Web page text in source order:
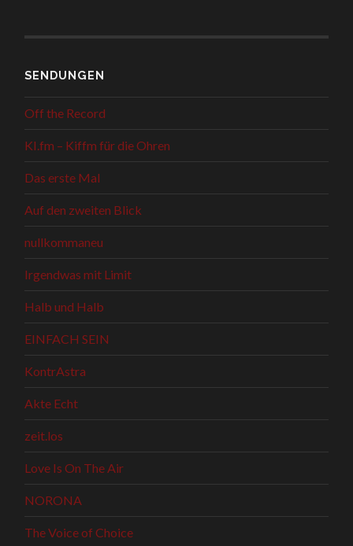
SENDUNGEN
Off the Record
KI.fm – Kiffm für die Ohren
Das erste Mal
Auf den zweiten Blick
nullkommaneu
Irgendwas mit Limit
Halb und Halb
EINFACH SEIN
KontrAstra
Akte Echt
zeit.los
Love Is On The Air
NORONA
The Voice of Choice